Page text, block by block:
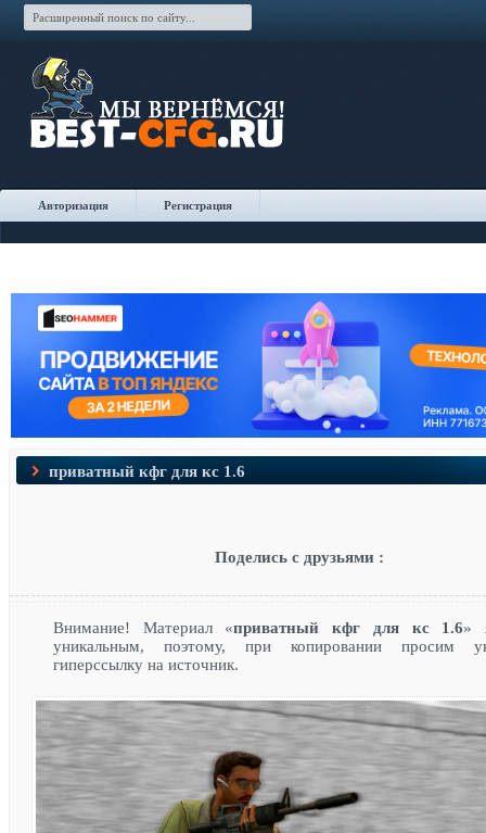
Авторизация Регистрация
приватный кфг для кс 1.6
Поделись с друзьями :
Внимание! Материал «приватный кфг для кс 1.6»
уникальным, поэтому, при копировании просим
гиперссылку на источник.